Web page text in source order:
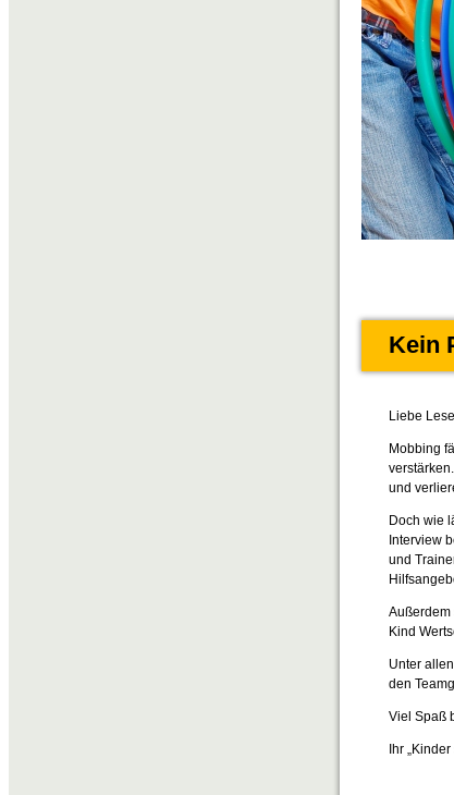
Kein
Liebe
Mobbing
und
Doch wie
Interview
und
Außerdem
Kind
Unter
den
Viel Spaß
Ihr